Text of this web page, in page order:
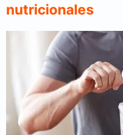
nutricionales